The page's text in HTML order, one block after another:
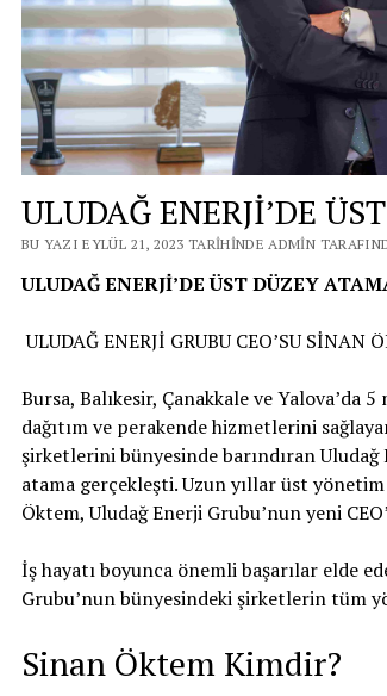
ULUDAĞ ENERJİ’DE
BU YAZI EYLÜL 21, 2023 TARIHINDE ADMIN
ULUDAĞ ENERJİ’DE ÜST DÜZEY
ULUDAĞ ENERJİ GRUBU CEO’SU SİNAN
Bursa, Balıkesir, Çanakkale ve Yalova’da
dağıtım ve perakende hizmetlerini
şirketlerini bünyesinde barındıran
atamagerçekleşti. Uzun yıllar üst
Öktem, Uludağ Enerji Grubu’nun yeni
İş hayatı boyunca önemli başarılar elde
Grubu’nun bünyesindeki şirketlerin tüm
Sinan Öktem Kimdir?